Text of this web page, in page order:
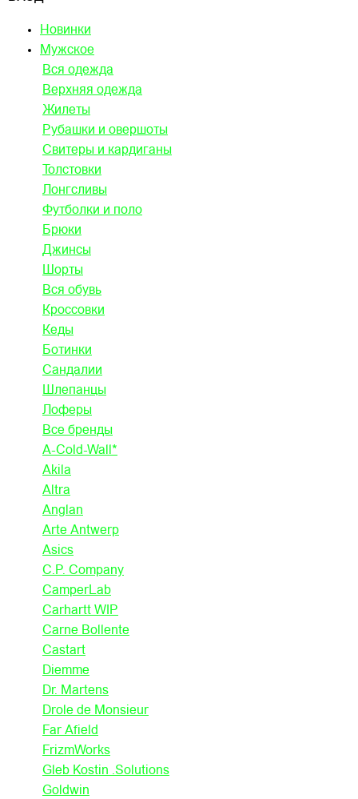
Новинки
Мужское
Вся одежда
Верхняя одежда
Жилеты
Рубашки и овершоты
Свитеры и кардиганы
Толстовки
Лонгсливы
Футболки и поло
Брюки
Джинсы
Шорты
Вся обувь
Кроссовки
Кеды
Ботинки
Сандалии
Шлепанцы
Лоферы
Все бренды
A-Cold-Wall*
Akila
Altra
Anglan
Arte Antwerp
Asics
C.P. Company
CamperLab
Carhartt WIP
Carne Bollente
Castart
Diemme
Dr. Martens
Drole de Monsieur
Far Afield
FrizmWorks
Gleb Kostin .Solutions
Goldwin